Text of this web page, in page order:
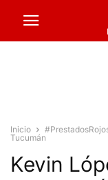
Inicio
Tucumán
Kevin